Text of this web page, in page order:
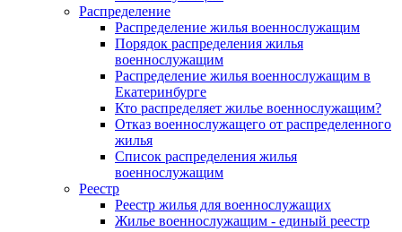
Распределение
Распределение жилья военнослужащим
Порядок распределения жилья
военнослужащим
Распределение жилья военнослужащим в
Екатеринбурге
Кто распределяет жилье военнослужащим?
Отказ военнослужащего от распределенного
жилья
Список распределения жилья
военнослужащим
Реестр
Реестр жилья для военнослужащих
Жилье военнослужащим - единый реестр